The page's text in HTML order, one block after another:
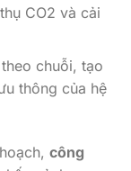
CO2 và cải
chuỗi, tạo
thông của hệ
công